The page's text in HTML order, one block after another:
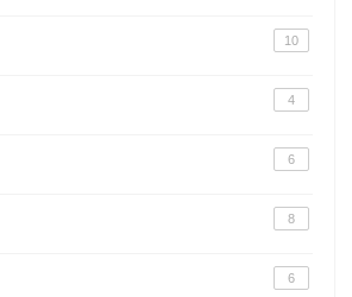
10
4
6
8
6